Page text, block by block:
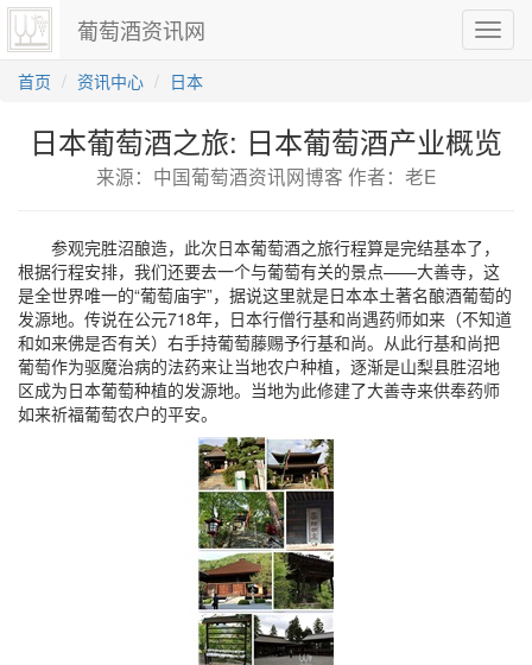
切
换
葡萄酒资讯网
首页 资讯中心 日本
日本葡萄酒之旅: 日本葡萄酒产业概览
来源：中国葡萄酒资讯网博客 作者：老E
参观完胜沼酿造，此次日本葡萄酒之旅行程算是完结基本了，
根据行程安排，我们还要去一个与葡萄有关的景点——大善寺，这
是全世界唯一的“葡萄庙宇”，据说这里就是日本本土著名酿酒葡萄的
发源地。传说在公元718年，日本行僧行基和尚遇药师如来（不知道
和如来佛是否有关）右手持葡萄藤赐予行基和尚。从此行基和尚把
葡萄作为驱魔治病的法药来让当地农户种植，逐渐是山梨县胜沼地
区成为日本葡萄种植的发源地。当地为此修建了大善寺来供奉药师
如来祈福葡萄农户的平安。